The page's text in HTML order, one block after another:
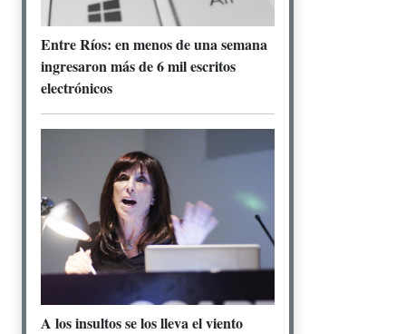
Entre Ríos: en menos de una semana
ingresaron más de 6 mil escritos
electrónicos
A los insultos se los lleva el viento